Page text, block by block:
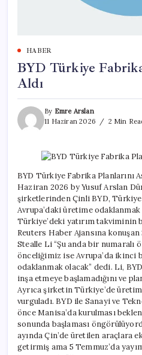
HABER
BYD Türkiye
Aldı
By Emre Arslan
11 Haziran 2026
2 Min
BYD Türkiye Fabrika Planlarını
Haziran 2026 by Yusuf Arslan
şirketlerinden Çinli BYD,
Avrupa’daki üretime odaklanmak
Türkiye’deki yatırım takviminin
Reuters Haber Ajansına konuşan
Stealle Li “Şu anda bir
önceliğimiz ise Avrupa’da ikinci
odaklanmak olacak” dedi. Li,
inşa etmeye başlamadığını ve
Ayrıca şirketin Türkiye’de
vurguladı. BYD ile Sanayi ve
önce Manisa’da kurulması
sonunda başlaması
ayında Çin’de üretilen araçlara
getirmiş ama 5 Temmuz’da